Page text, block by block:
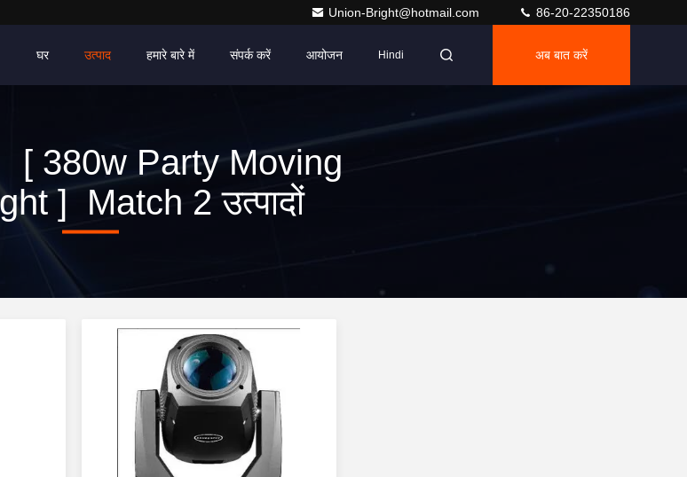
Union-Bright@hotmail.com 86-20-22350186
घर उत्पाद हमारे बारे में संपर्क करें आयोजन Hindi अब बात करें
380w Party Moving
] Match 2 उत्पादों